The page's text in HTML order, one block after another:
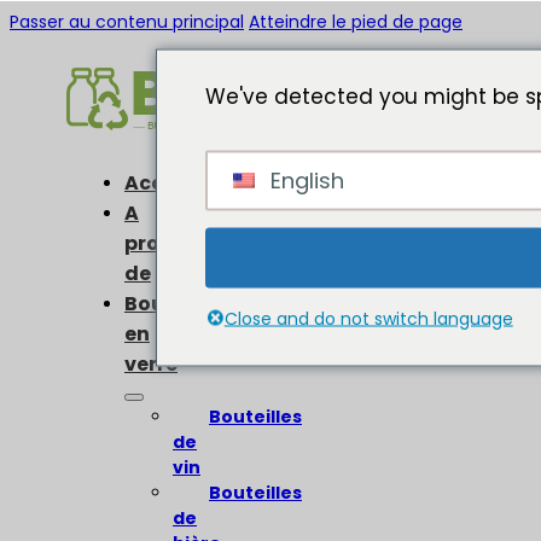
Passer au contenu principal Atteindre le pied de page
Accueil
A
propos
de
Bouteilles
en
verre
Bouteilles
de
vin
Bouteilles
de
We've detected you might be
English
Close and do not switch language